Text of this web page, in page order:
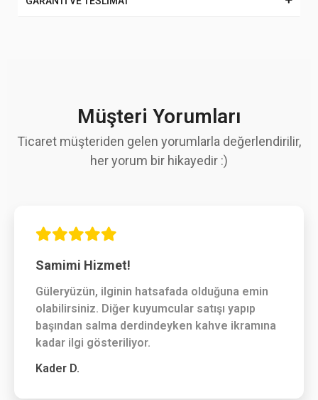
Müşteri Yorumları
Ticaret müşteriden gelen yorumlarla değerlendirilir,
her yorum bir hikayedir :)
Samimi Hizmet!
Güleryüzün, ilginin hatsafada olduğuna emin
olabilirsiniz. Diğer kuyumcular satışı yapıp
başından salma derdindeyken kahve ikramına
kadar ilgi gösteriliyor.
Kader D.